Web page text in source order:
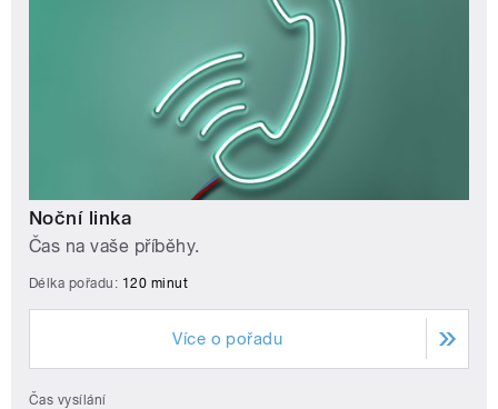
Noční linka
Čas na vaše příběhy.
Délka pořadu: 120 minut
Více o pořadu
Čas vysílání